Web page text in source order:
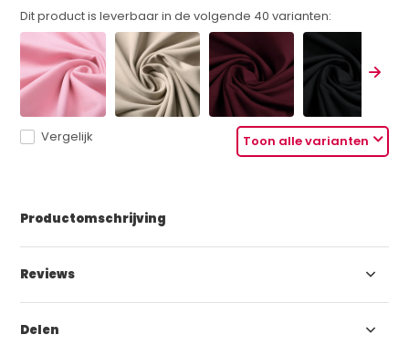
Dit product is leverbaar in de volgende 40 varianten:
Toon alle varianten
Vergelijk
Productomschrijving
Reviews
Delen